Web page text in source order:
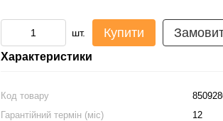
шт. Купити
Характеристики
Код товару
Гарантійний термін (міс)
12